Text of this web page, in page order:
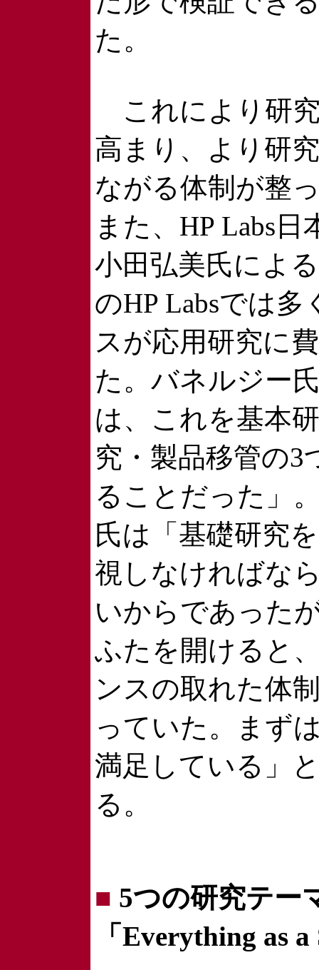
た。
これにより研
高まり、より研
ながる体制が整
また、HP Labs
小田弘美氏によ
のHP Labsでは多
スが応用研究に
た。バネルジー
は、これを基本
究・製品移管の3
ることだった」
氏は「基礎研究
視しなければな
いからであった
ふたを開けると
ンスの取れた体
っていた。まず
満足している」
る。
■ 5つの研究テー
「Everything as